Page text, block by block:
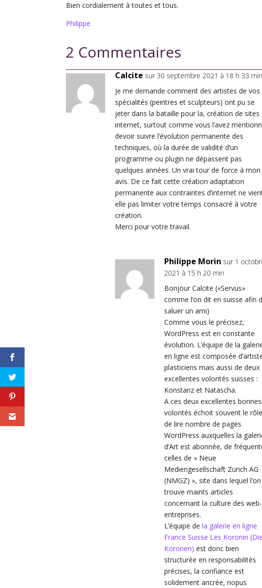
Bien cordialement à toutes et tous.
Philippe
2 Commentaires
Calcite sur 30 septembre 2021 à 18 h 33 min
Je me demande comment des artistes de vos
spécialités (peintres et sculpteurs) ont pu se
jeter dans la bataille pour la, création de sites
internet, surtout comme vous l’avez
devoir suivre l’évolution permanente des
techniques, où la durée de validité d’un
programme ou plugin ne dépassent pas
quelques années. Un vrai tour de force à mon
avis. De ce fait cette création adaptation
permanente aux contraintes d’internet ne
elle pas limiter votre temps consacré à votre
création.
Merci pour votre travail.
Philippe Morin sur 1
2021 à 15 h 20 min
Bonjour Calcite («Servus»
comme l’on dit en suisse afin
saluer un ami)
Comme vous le précisez,
WordPress est en constante
évolution. L’équipe de la
en ligne est composée
plasticiens mais aussi de deux
excellentes volontés suisses :
Konstanz et Natascha.
A ces deux excellentes bonnes
volontés échoit souvent le rôle
de lire nombre de pages
WordPress auxquelles la
d’Art est abonnée, de
celles de « Neue
Mediengesellschaft Zürich AG
(NMGZ) », site dans lequel l’on
trouve maints articles
concernant la culture des web-
entreprises.
L’équipe dela galerie en ligne
France Suisse Les Koronin (Die
Koronen) est donc bien
structurée en responsabilités
précises, la confiance est
solidement ancrée, nopus